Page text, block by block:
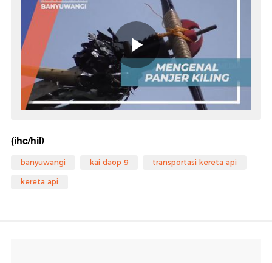
(ihc/hil)
banyuwangi kai daop 9 transportasi kereta api
kereta api